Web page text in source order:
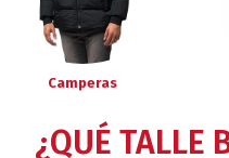
Camperas
¿QUÉ TALLE